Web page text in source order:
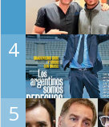
4
5